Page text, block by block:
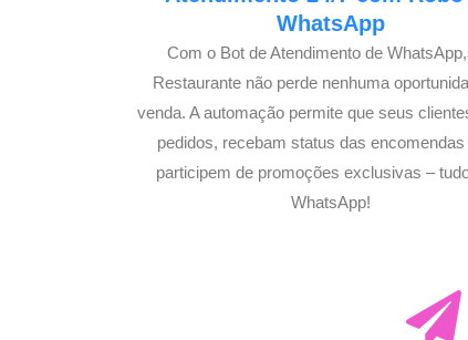
WhatsApp
Com o Bot de Atendimento de
Restaurante não perde nenhuma
venda. A automação permite que seus
pedidos, recebam status das encomendas
participem de promoções exclusivas –
WhatsApp!